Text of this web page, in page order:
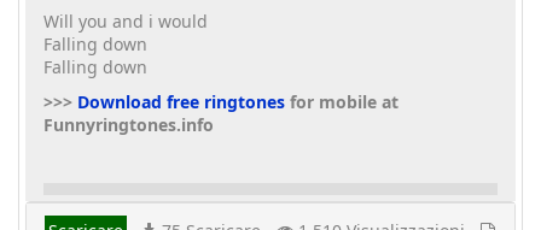
Will you and i would
Falling down
Falling down
>>> Download free ringtones for mobile at
Funnyringtones.info